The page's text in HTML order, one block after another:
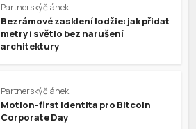
Partnerský článek
Bezrámové zasklení lodžie: jak přidat
metry i světlo bez narušení
architektury
Partnerský článek
Motion-first identita pro Bitcoin
Corporate Day